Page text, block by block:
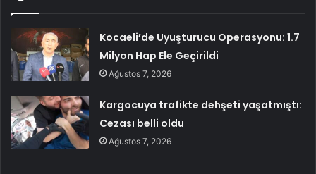
Kocaeli’de Uyuşturucu Operasyonu: 1.7
Milyon Hap Ele Geçirildi
Ağustos 7, 2026
Kargocuya trafikte dehşeti yaşatmıştı:
Cezası belli oldu
Ağustos 7, 2026